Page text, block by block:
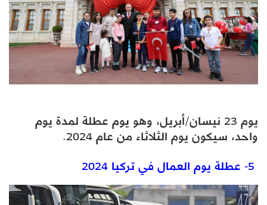
يوم 23 نيسان/أبريل، وهو يوم عطلة لمدة يوم
واحد، سيكون يوم الثلاثاء من عام 2024.